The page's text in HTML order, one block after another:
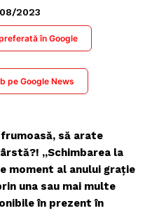
2023
în Google
pe Google News
să arate
„Schimbarea la
moment al anului grație
una sau mai multe
în prezent în